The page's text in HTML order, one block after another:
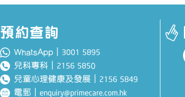
預約查詢
WhatsApp｜ 3001 5895
兒科專科 2156 5850
兒童心理健康及發展
2156 5849
電郵 ｜enquiry@primecare.com.hk